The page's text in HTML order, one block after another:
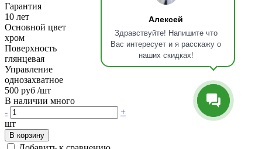
Алексей
Здравствуйте! Напишите что
Вас интересует и я расскажу о
наших скидках!
Гарантия
10 лет
Основной цвет
хром
Поверхность
глянцевая
Управление
однозахватное
500 руб /шт
В наличии много
-
+
шт
В корзину